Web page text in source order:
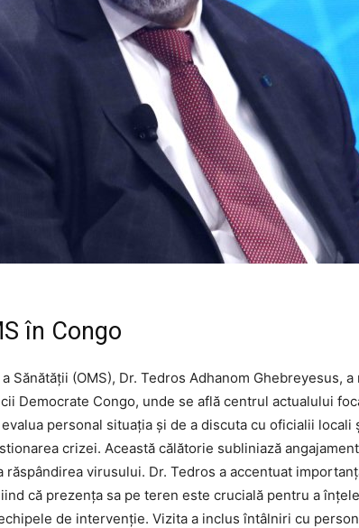
în Congo
Sănătății (OMS), Dr. Tedros Adhanom Ghebreyesus,
Democrate Congo, unde se află centrul actualului
personal situația și de a discuta cu oficialii locali
crizei. Această călătorie subliniază
virusului. Dr. Tedros a accentuat
că prezența sa pe teren este crucială pentru a
de intervenție. Vizita a inclus întâlniri cu